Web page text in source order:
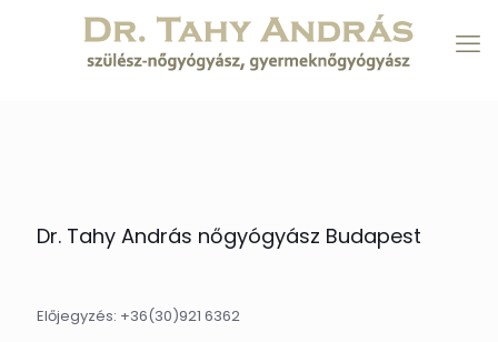
Dr. Tahy András nőgyógyász Budapest
Előjegyzés: +36(30)921 6362